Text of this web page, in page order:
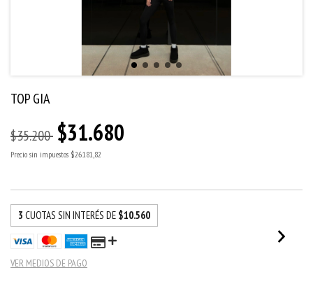
TOP GIA
$35.200 $31.680
Precio sin impuestos $26.181,82
3 CUOTAS SIN INTERÉS DE $10.560
VER MEDIOS DE PAGO